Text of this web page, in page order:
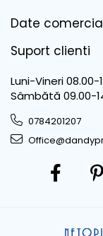
Date
Suport clienti
Luni-Vineri 08.00-
Sâmbătă 09.00-
0784201207